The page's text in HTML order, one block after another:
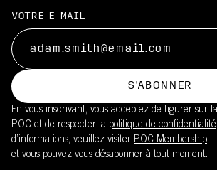
VOTRE E-MAIL
S'ABONNER
En vous inscrivant, vous acceptez de figurer sur
POC et de respecter la politique de confidentialité
d’informations, veuillez visiter POC Membership.
et vous pouvez vous désabonner à tout moment.